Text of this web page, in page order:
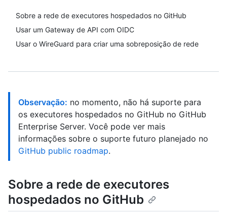
Sobre a rede de executores hospedados no GitHub
Usar um Gateway de API com OIDC
Usar o WireGuard para criar uma sobreposição de rede
Observação: no momento, não há suporte para
os executores hospedados no GitHub no GitHub
Enterprise Server. Você pode ver mais
informações sobre o suporte futuro planejado no
GitHub public roadmap.
Sobre a rede de executores
hospedados no GitHub